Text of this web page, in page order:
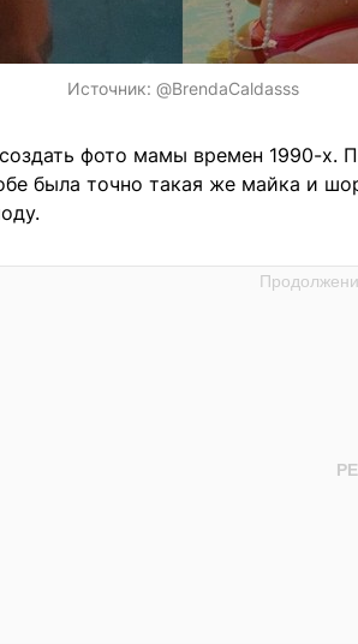
Источник: @BrendaCaldasss
фото мамы времен 1990-х.
была точно такая же майка и